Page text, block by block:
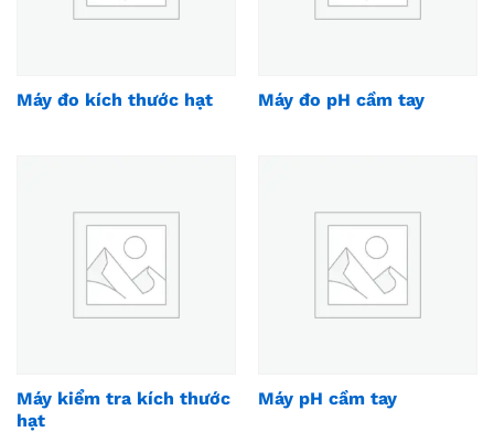
Máy đo kích thước hạt Máy đo pH cầm tay
Máy kiểm tra kích thước
hạt
Máy pH cầm tay